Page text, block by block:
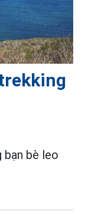
bạn bè leo